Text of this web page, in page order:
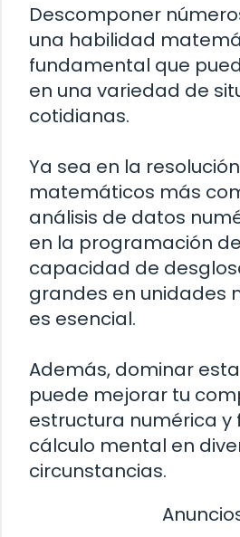
Descomponer
una habilidad
fundamental que
en una variedad de
cotidianas.
Ya sea en la
matemáticos más
análisis de datos
en la programación
capacidad de
grandes en unidades
es esencial.
Además, dominar
puede mejorar tu
estructura numérica y
cálculo mental en
circunstancias.